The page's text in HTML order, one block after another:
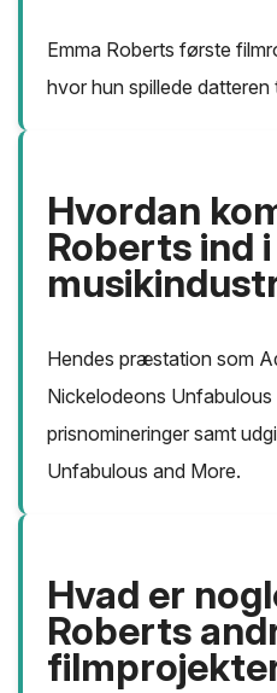
Emma Roberts første
hvor hun spillede
Hvordan
Roberts ind i
Hendes præstation som
Nickelodeons
prisnomineringer samt
Unfabulous and More.
Hvad er
Roberts